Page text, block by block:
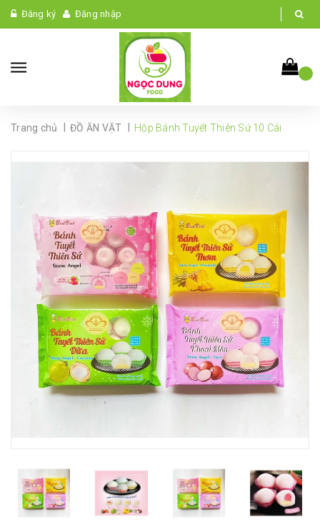
Đăng ký Đăng nhập
Trang chủ ĐỒ ĂN VẶT Hộp Bánh Tuyết Thiên Sứ 10 Cái